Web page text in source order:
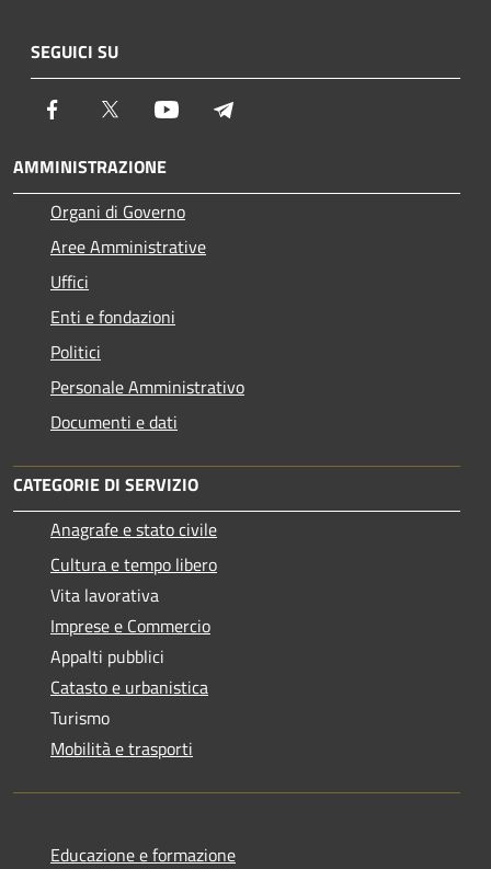
SEGUICI SU
Facebook Twitter Youtube
AMMINISTRAZIONE
Organi di Governo
Aree Amministrative
Uffici
Enti e fondazioni
Politici
Personale Amministrativo
Documenti e dati
CATEGORIE DI SERVIZIO
Anagrafe e stato civile
Cultura e tempo libero
Vita lavorativa
Imprese e Commercio
Appalti pubblici
Catasto e urbanistica
Turismo
Mobilità e trasporti
Educazione e formazione